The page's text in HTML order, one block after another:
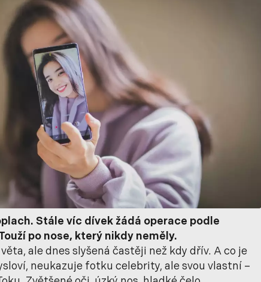
Stále víc dívek žádá operace podle
po nose, který nikdy neměly.
ale dnes slyšená častěji než kdy dřív. A co je
neukazuje fotku celebrity, ale svou vlastní –